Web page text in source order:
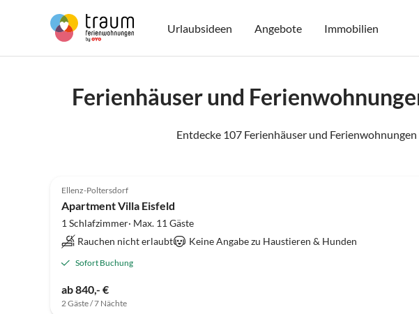
Urlaubsideen Angebote Immobilien
Ferienhäuser und
Entdecke 107 Ferienhäuser und
Ellenz-Poltersdorf
Apartment Villa Eisfeld
1 Schlafzimmer· Max. 11 Gäste
Rauchen nicht erlaubt
Keine Angabe zu Haustieren & Hunden
Sofort Buchung
ab 840,- €
2 Gäste / 7 Nächte